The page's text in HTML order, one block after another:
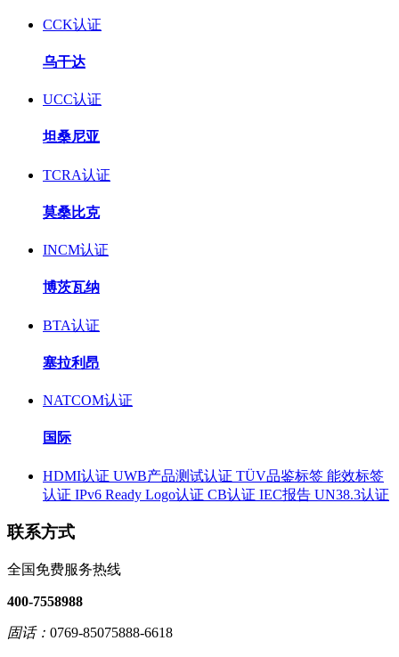
CCK认证
乌干达
UCC认证
坦桑尼亚
TCRA认证
莫桑比克
INCM认证
博茨瓦纳
BTA认证
塞拉利昂
NATCOM认证
国际
HDMI认证 UWB产品测试认证 TÜV品鉴标签 能效标签
认证 IPv6 Ready Logo认证 CB认证 IEC报告 UN38.3认证
联系方式
全国免费服务热线
400-7558988
固话： 0769-85075888-6618